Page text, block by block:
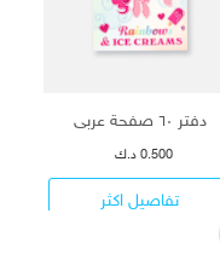
دفتر ٦٠ صفحة عربي
0.500 د.ك
تفاصيل اكثر